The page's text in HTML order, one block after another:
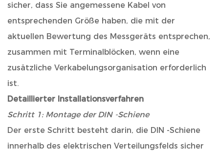
sicher, dass Sie angemessene Kabel von
entsprechenden Größe haben, die mit der
aktuellen Bewertung des Messgeräts entsprechen,
zusammen mit Terminalblöcken, wenn eine
zusätzliche Verkabelungsorganisation erforderlich
ist.
Detaillierter Installationsverfahren
Schritt 1: Montage der DIN -Schiene
Der erste Schritt besteht darin, die DIN -Schiene
innerhalb des elektrischen Verteilungsfelds sicher